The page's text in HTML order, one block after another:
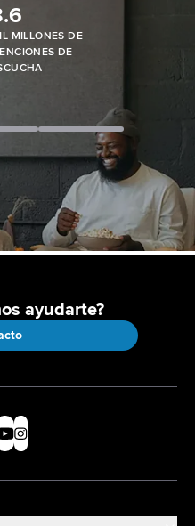
MILLONES DE
DE
ayudarte?